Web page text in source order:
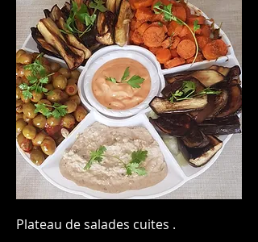
Plateau de salades cuites .